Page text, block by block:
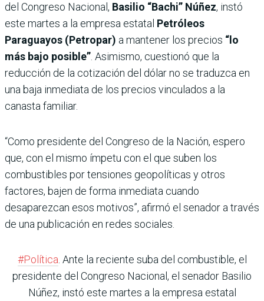
del Congreso Nacional, Basilio “Bachi” Núñez, instó
este martes a la empresa estatal Petróleos
Paraguayos (Petropar) a mantener los precios “lo
más bajo posible”. Asimismo, cuestionó que la
reducción de la cotización del dólar no se traduzca en
una baja inmediata de los precios vinculados a la
canasta familiar.
“Como presidente del Congreso de la Nación, espero
que, con el mismo ímpetu con el que suben los
combustibles por tensiones geopolíticas y otros
factores, bajen de forma inmediata cuando
desaparezcan esos motivos”, afirmó el senador a través
de una publicación en redes sociales.
#Política. Ante la reciente suba del combustible, el
presidente del Congreso Nacional, el senador Basilio
Núñez, instó este martes a la empresa estatal